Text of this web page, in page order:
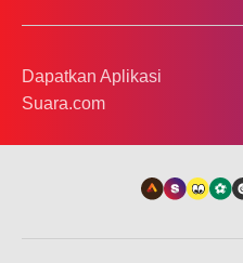
Dapatkan Aplikasi
Suara.com